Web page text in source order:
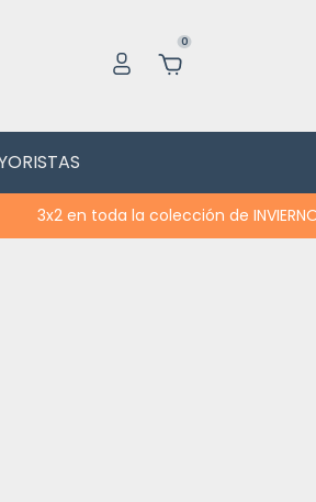
0
de INVIERNO | Acumula con 15%